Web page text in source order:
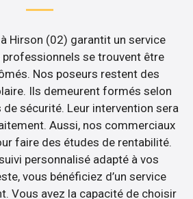
Hirson (02) garantit un service
professionnels se trouvent être
Nos poseurs restent des
Ils demeurent formés selon
sécurité. Leur intervention sera
Aussi, nos commerciaux
faire des études de rentabilité.
personnalisé adapté à vos
vous bénéficiez d’un service
Vous avez la capacité de choisir